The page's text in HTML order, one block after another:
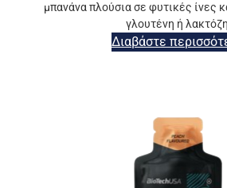
μπανάνα πλούσια σε φυτικές ίνες
γλουτένη ή
Διαβάστε